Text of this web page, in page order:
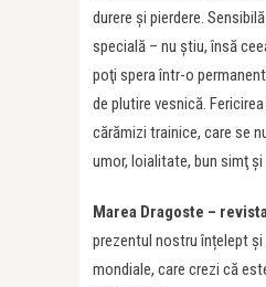
durere şi pierdere.
specială – nu ştiu, însă
poţi spera într-o
de plutire vesnică.
cărămizi trainice, care se
umor, loialitate, bun simţ
Marea Dragoste –
prezentul nostru înțelept și
mondiale, care crezi că